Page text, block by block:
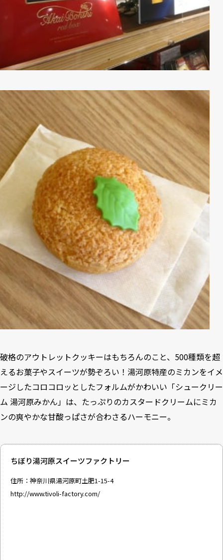
破格のアウトレットクッキーはもちろんのこと、500種類を超
えるお菓子やスイーツが勢ぞろい！湯河原特産のミカンをイメ
ージしたコロコロッとしたフォルムがかわいい「シュークリー
ム 湯河原みかん」は、たっぷりのカスタードクリームにミカ
ンの爽やかな甘酸っぱさが合わさるハーモニー。
ちぼり湯河原スイーツファクトリー
住所：神奈川県湯河原町土肥1-15-4
http://www.tivoli-factory.com/